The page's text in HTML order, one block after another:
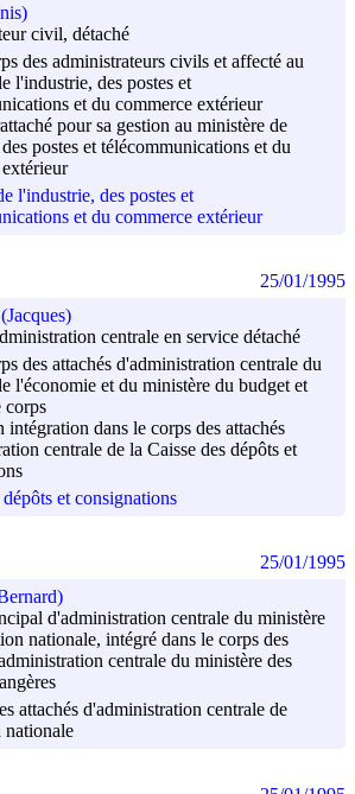
civil, détaché
des administrateurs civils et affecté au
l'industrie, des postes et
et du commerce extérieur
pour sa gestion au ministère de
postes et télécommunications et du
l'industrie, des postes et
et du commerce extérieur
centrale en service détaché
des attachés d'administration centrale du
l'économie et du ministère du budget et
corps
intégration dans le corps des attachés
centrale de la Caisse des dépôts et
dépôts et consignations
25/01/1995
d'administration centrale du ministère
nationale, intégré dans le corps des
centrale du ministère des
attachés d'administration centrale de
nationale
25/01/1995